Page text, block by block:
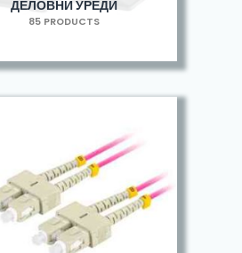
ДЕЛОВНИ УРЕДИ
85 PRODUCTS